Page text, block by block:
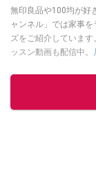
無印良品や100均が好
ャンネル」では家事
ズをご紹介していま
ッスン動画も配信中。